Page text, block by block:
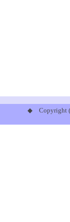
◆ Copyright